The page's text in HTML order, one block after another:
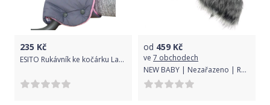
235 Kč
ESITO Rukávník ke kočárku Lara, Barva šedá / sytá růžová
od 459 Kč
ve 7 obchodech
NEW BABY | Nezařazeno | Rukávník na kočárek 2v1 New Baby s kožešinkou grey | Šedá |